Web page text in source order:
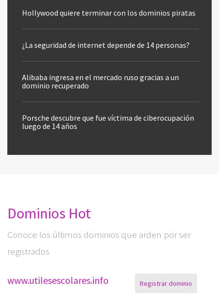
Hollywood quiere terminar con los dominios piratas
¿La seguridad de internet depende de 14 personas?
Alibaba ingresa en el mercado ruso gracias a un
dominio recuperado
Porsche descubre que fue víctima de ciberocupación
luego de 14 años
Dominios Hot
Conoce los últimos dominios que arden por ser
registrados
www.utilesescolares.info Registrar dominio